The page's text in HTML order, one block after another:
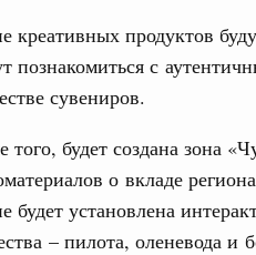
креативных продуктов
познакомиться с
сувениров.
того, будет создана зона
о вкладе
будет установлена
– пилота, оленевода и
Установлен
колледжей и
экономический союз.
Оверчука по